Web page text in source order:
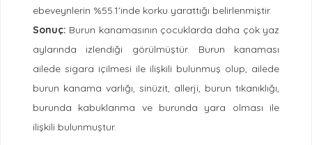
ebeveynlerin %55.1’inde korku yarattığı belirlenmiştir.
Sonuç: Burun kanamasının çocuklarda daha çok yaz
aylarında izlendiği görülmüştür. Burun kanaması
ailede sigara içilmesi ile ilişkili bulunmuş olup, ailede
burun kanama varlığı, sinüzit, allerji, burun tıkanıklığı,
burunda kabuklanma ve burunda yara olması ile
ilişkili bulunmuştur.